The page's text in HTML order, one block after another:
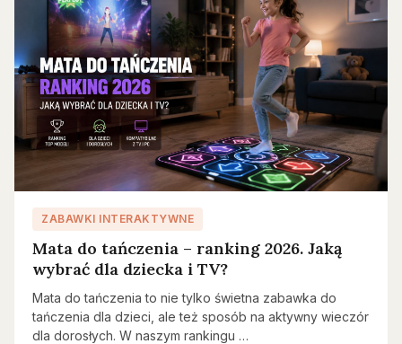
ZABAWKI INTERAKTYWNE
Mata do tańczenia – ranking 2026. Jaką
wybrać dla dziecka i TV?
Mata do tańczenia to nie tylko świetna zabawka do
tańczenia dla dzieci, ale też sposób na aktywny wieczór
dla dorosłych. W naszym rankingu …